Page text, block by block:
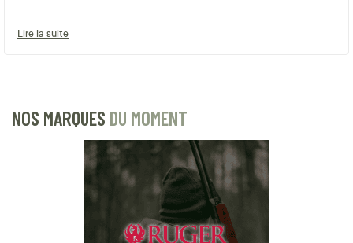
Lire la suite
NOS MARQUES DU MOMENT